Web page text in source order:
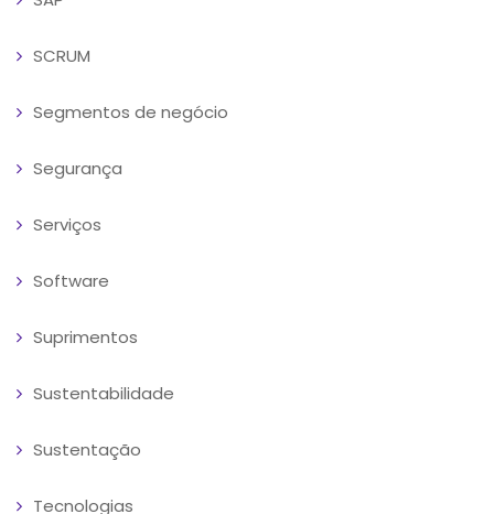
SCRUM
Segmentos de negócio
Segurança
Serviços
Software
Suprimentos
Sustentabilidade
Sustentação
Tecnologias